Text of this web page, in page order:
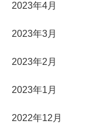
2023年4月
2023年3月
2023年2月
2023年1月
2022年12月